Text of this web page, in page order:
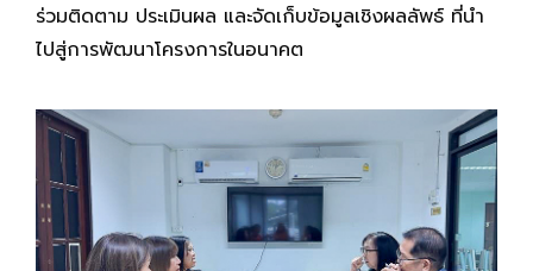
ร่วมติดตาม ประเมินผล และจัดเก็บข้อมูลเชิงผลลัพธ์ ที่นำ
ไปสู่การพัฒนาโครงการในอนาคต